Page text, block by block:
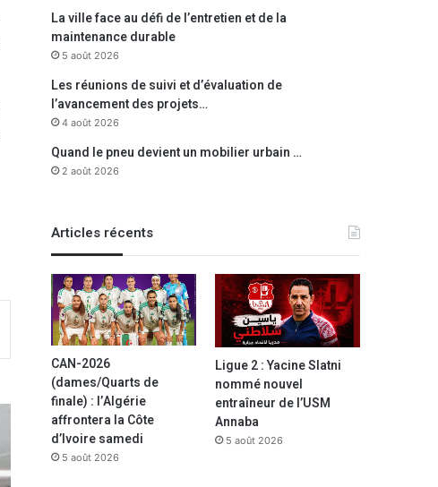
La ville face au défi de l’entretien et de la
maintenance durable
5 août 2026
Les réunions de suivi et d’évaluation de
l’avancement des projets…
4 août 2026
Quand le pneu devient un mobilier urbain …
2 août 2026
Articles récents
CAN-2026
(dames/Quarts de
finale) : l’Algérie
affrontera la Côte
d’Ivoire samedi
5 août 2026
Ligue 2 : Yacine Slatni
nommé nouvel
entraîneur de l’USM
Annaba
5 août 2026